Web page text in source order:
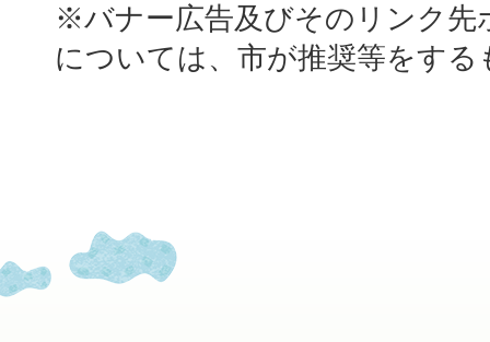
※バナー広告及びそのリンク先
については、市が推奨等をす